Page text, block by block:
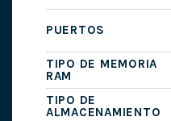
PUERTOS
TIPO DE MEMORIA
RAM
TIPO DE
ALMACENAMIENTO